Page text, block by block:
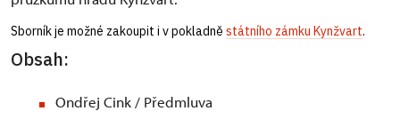
Sborník je možné zakoupit i v pokladně státního zámku Kynžvart.
Obsah:
Ondřej Cink / Předmluva